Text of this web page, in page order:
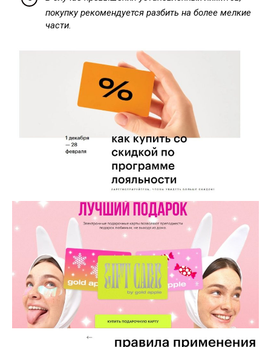
покупку рекомендуется разбить на более мелкие
части.